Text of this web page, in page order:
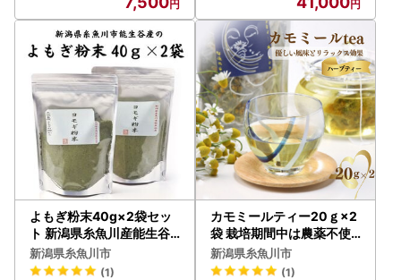
よもぎ粉末40g×2袋セッ
ト 新潟県糸魚川産能生谷
産
新潟県糸魚川市
(1)
カモミールティー20ｇ×2
袋 栽培期間中は農薬不使
用で栽培 新潟県 糸魚川 母
の日
新潟県糸魚川市
(1)